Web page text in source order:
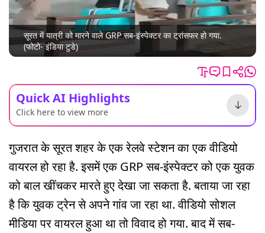
सूरत में यात्री को मारने वाले GRP सब-इंस्पेक्टर का ट्रांसफर हो गया.
(फोटो- इंडिया टुडे)
Quick AI Highlights
Click here to view more
गुजरात के सूरत शहर के एक रेलवे स्टेशन का एक वीडियो
वायरल हो रहा है. इसमें एक GRP सब-इंस्पेक्टर को एक युवक
को बाल खींचकर मारते हुए देखा जा सकता है. बताया जा रहा
है कि युवक ट्रेन से अपने गांव जा रहा था. वीडियो सोशल
मीडिया पर वायरल हुआ था तो विवाद हो गया. बाद में सब-